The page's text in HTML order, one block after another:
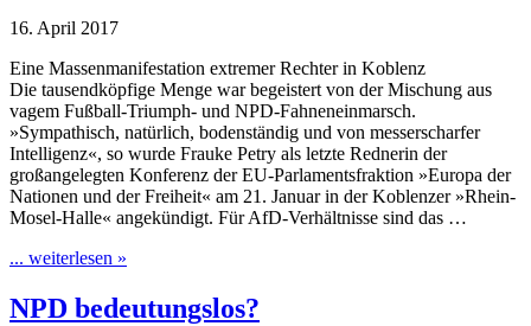
16. April 2017
Eine Massenmanifestation extremer Rechter in Koblenz
Die tausendköpfige Menge war begeistert von der Mischung aus
vagem Fußball-Triumph- und NPD-Fahneneinmarsch.
»Sympathisch, natürlich, bodenständig und von messerscharfer
Intelligenz«, so wurde Frauke Petry als letzte Rednerin der
großangelegten Konferenz der EU-Parlamentsfraktion »Europa der
Nationen und der Freiheit« am 21. Januar in der Koblenzer »Rhein-
Mosel-Halle« angekündigt. Für AfD-Verhältnisse sind das …
... weiterlesen »
NPD bedeutungslos?